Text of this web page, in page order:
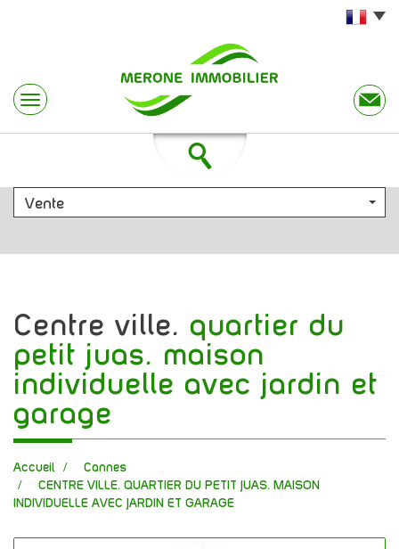
Vente
centre ville. quartier du
petit juas. maison
individuelle avec jardin et
garage
Accueil
Cannes
CENTRE VILLE. QUARTIER DU PETIT JUAS. MAISON
INDIVIDUELLE AVEC JARDIN ET GARAGE